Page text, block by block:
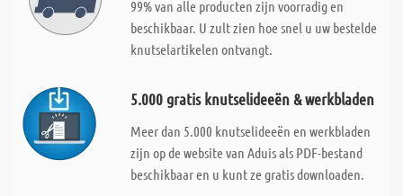
99% van alle producten zijn voorradig en
beschikbaar. U zult zien hoe snel u uw bestelde
knutselartikelen ontvangt.
5.000 gratis knutselideeën & werkbladen
Meer dan 5.000 knutselideeën en werkbladen
zijn op de website van Aduis als PDF-bestand
beschikbaar en u kunt ze gratis downloaden.